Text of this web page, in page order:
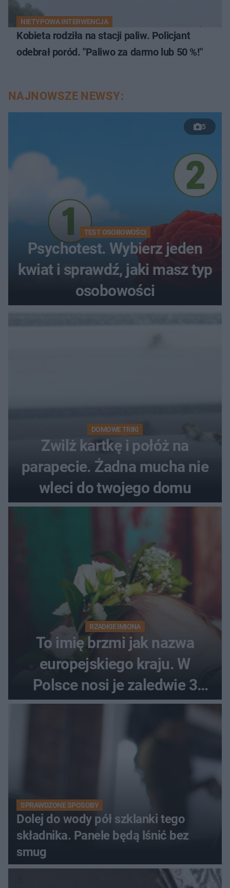
NIETYPOWA INTERWENCJA
Kobieta rodziła na stacji paliw. Policjant
odebrał poród. "Paliwo za darmo lub 50 %!"
NAJNOWSZE NEWSY:
5
TEST OSOBOWOŚCI
Psychotest. Wybierz jeden
kwiat i sprawdź, jaki masz typ
osobowości
DOMOWE TRIKI
Zwilż kartkę i połóż na
parapecie. Żadna mucha nie
wleci do twojego domu
RZADKIE IMIONA
To imię brzmi jak nazwa
europejskiego kraju. W
Polsce nosi je zaledwie 3
kobiety
SPRAWDZONE SPOSOBY
Dolej do wody pół szklanki tego
składnika. Panele będą lśnić bez
smug